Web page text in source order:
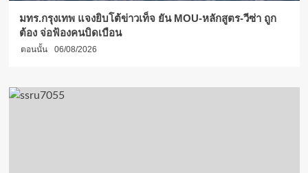
มทร.กรุงเทพ แจงยิบโต้ข่าวเท็จ ยัน MOU-หลักสูตร-วีซ่า ถูก
ต้อง จ่อฟ้องคนบิดเบือน
ตอนนั้น 06/08/2026